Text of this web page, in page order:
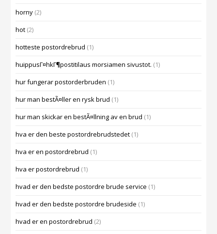
horny (2)
hot (2)
hotteste postordrebrud (1)
huippusГ¤hkГ¶postitilaus morsiamen sivustot. (1)
hur fungerar postorderbruden (1)
hur man bestÃ¤ller en rysk brud (1)
hur man skickar en bestÃ¤llning av en brud (1)
hva er den beste postordrebrudstedet (1)
hva er en postordrebrud (1)
hva er postordrebrud (1)
hvad er den bedste postordre brude service (1)
hvad er den bedste postordre brudeside (1)
hvad er en postordrebrud (2)